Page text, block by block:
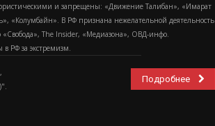
и запрещены: «Движение Талибан», «Имарат
«Колумбайн». В РФ признана нежелательной деятельность
The Insider, «Медиазона», ОВД-инфо.
РФ за экстремизм.
Подробнее